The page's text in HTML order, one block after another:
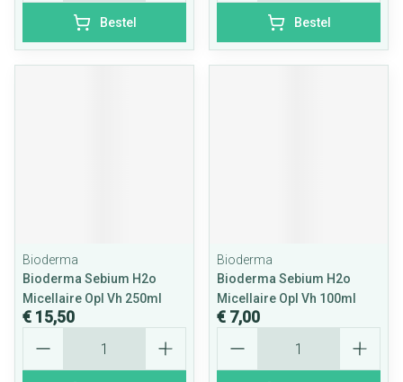
Bestel Bestel
Bioderma
Bioderma Sebium H2o
Micellaire Opl Vh 250ml
€ 15,50
Bioderma
Bioderma Sebium H2o
Micellaire Opl Vh 100ml
€ 7,00